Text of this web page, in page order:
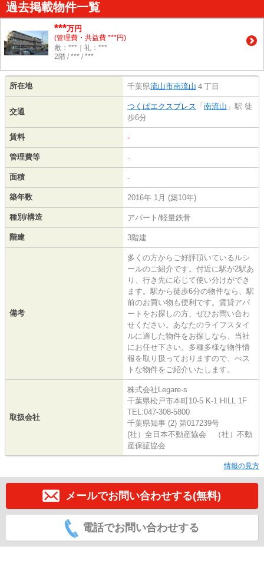
過去掲載物件一覧
***万円
(管理費・共益費 ***円)
敷：***｜礼：***
2階 / *** / ***
所在地 千葉県流山市南流山 ４丁目
交通
つくばエクスプレス 「 南流山 」駅 徒
歩6分
賃料 -
管理費等 -
面積 -
築年数 2016年 1月 (築10年)
種別/構造 アパート/軽量鉄骨
階建 3階建
備考
多くの方からご好評頂いているルシ
ールのご紹介です。付近に駅が2駅あ
り、行き先に応じて使い分けができ
ます。駅から徒歩6分の物件なら、駅
前のお買い物も便利です。賃貸アパ
ートをお探しの方、ぜひお問い合わ
せください。あなたのライフスタイ
ルに適した物件をお探しなら、当社
にお任せ下さい。多種多様な物件情
報を取り扱っておりますので、べス
トな物件をご紹介いたします。
取扱会社
株式会社Legare-s
千葉県松戸市本町10-5 K-1 HILL 1F
TEL:047-308-5800
千葉県知事 (2) 第017239号
(社）全日本不動産協会 （社）不動
産保証協会
情報の見方
メールでお問い合わせする(無料)
電話でお問い合わせする